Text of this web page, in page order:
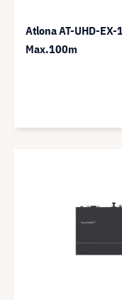
Atlona AT-UHD-EX-
Max.100m